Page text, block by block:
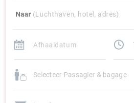
Naar (Luchthaven, hotel, adres)
Selecteer Passagier & bagage